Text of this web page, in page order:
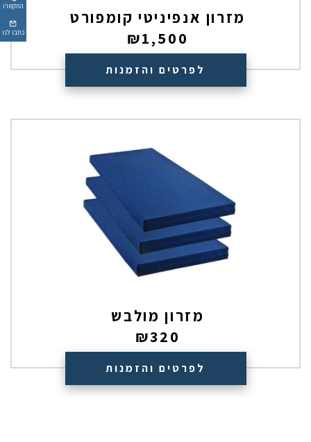
התקשרו
כתבו לנו
מזרון אנפיניטי קומפורט
₪1,500
לפרטים והזמנות
מזרון מולבש
₪320
לפרטים והזמנות